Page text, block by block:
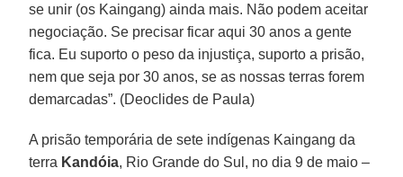
se unir (os Kaingang) ainda mais. Não podem aceitar
negociação. Se precisar ficar aqui 30 anos a gente
fica. Eu suporto o peso da injustiça, suporto a prisão,
nem que seja por 30 anos, se as nossas terras forem
demarcadas”. (Deoclides de Paula)
A prisão temporária de sete indígenas Kaingang da
terra Kandóia, Rio Grande do Sul, no dia 9 de maio –